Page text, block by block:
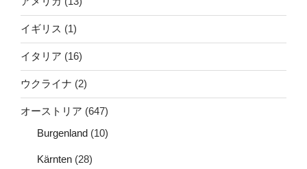
イギリス (1)
イタリア (16)
ウクライナ (2)
オーストリア (647)
Burgenland (10)
Kärnten (28)